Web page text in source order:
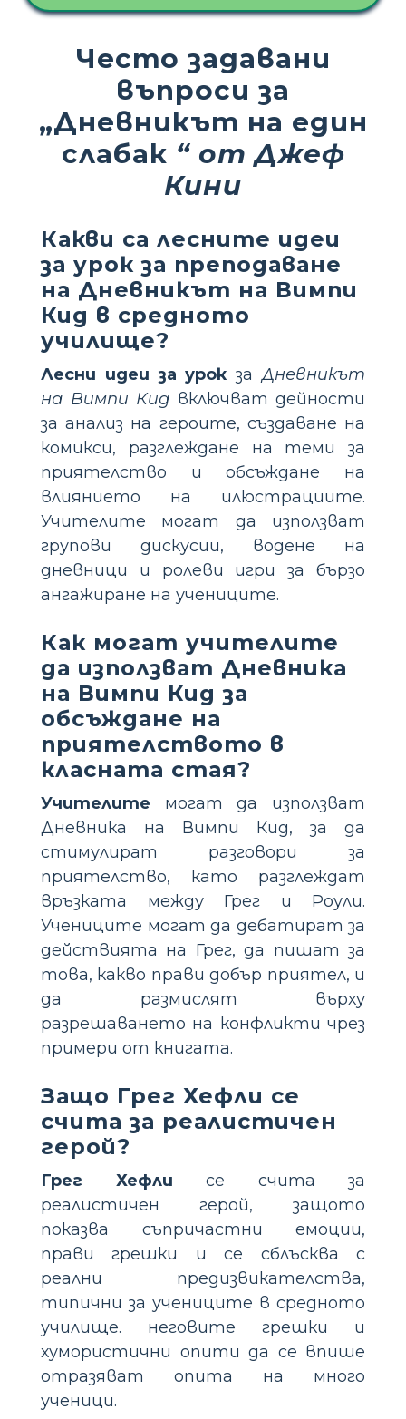
Често задавани
въпроси за
„Дневникът на един
слабак “ от Джеф
Кини
Какви са лесните идеи
за урок за преподаване
на Дневникът на Вимпи
Кид в средното
училище?
Лесни идеи за урок заДневникът
на Вимпи Кид включват дейности
за анализ на героите, създаване на
комикси, разглеждане на теми за
приятелство и обсъждане на
влиянието на илюстрациите.
Учителите могат да използват
групови дискусии, водене на
дневници и ролеви игри за бързо
ангажиране на учениците.
Как могат учителите
да използват Дневника
на Вимпи Кид за
обсъждане на
приятелството в
класната стая?
Учителите могат да използват
Дневника на Вимпи Кид, за да
стимулират разговори за
приятелство, като разглеждат
връзката между Грег и Роули.
Учениците могат да дебатират за
действията на Грег, да пишат за
това, какво прави добър приятел, и
да размислят върху
разрешаването на конфликти чрез
примери от книгата.
Защо Грег Хефли се
счита за реалистичен
герой?
Грег Хефли се счита за
реалистичен герой, защото
показва съпричастни емоции,
прави грешки и се сблъсква с
реални предизвикателства,
типични за учениците в средното
училище. неговите грешки и
хумористични опити да се впише
отразяват опита на много
ученици.